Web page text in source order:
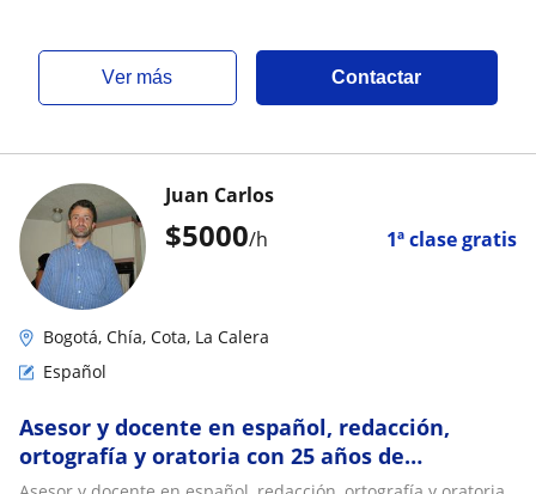
ver más Contactar
$5000/h 1ª clase gratis
Juan Carlos
Bogotá, Chía, Cota, La Calera
Español
Asesor y docente en español, redacción,
ortografía y oratoria con 25 años de
experiencia. También corrijo textos y tesis